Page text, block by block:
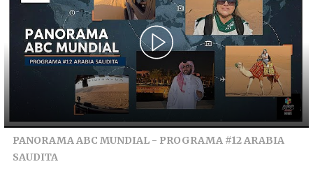
PANORAMA ABC MUNDIAL - PROGRAMA #12 ARABIA
SAUDITA